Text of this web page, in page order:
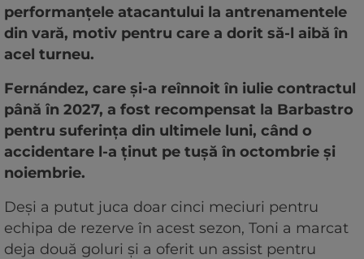
performanțele atacantului la antrenamentele
din vară, motiv pentru care a dorit să-l aibă în
acel turneu.
Fernández, care și-a reînnoit în iulie contractul
până în 2027, a fost recompensat la Barbastro
pentru suferința din ultimele luni, când o
accidentare l-a ținut pe tușă în octombrie și
noiembrie.
Deși a putut juca doar cinci meciuri pentru
echipa de rezerve în acest sezon, Toni a marcat
deja două goluri și a oferit un assist pentru